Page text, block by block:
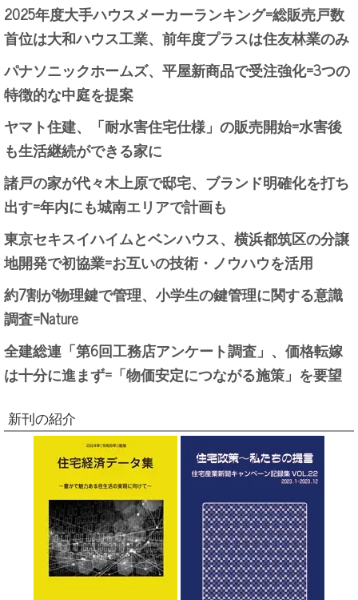
2025年度大手ハウスメーカーランキング=総販売戸数
首位は大和ハウス工業、前年度プラスは住友林業のみ
パナソニックホームズ、平屋新商品で受注強化=3つの
特徴的な中庭を提案
ヤマト住建、「耐水害住宅仕様」の販売開始=水害後
も生活継続ができる家に
諸戸の家が代々木上原で邸宅、ブランド明確化を打ち
出す=年内にも城南エリアで計画も
東京セキスイハイムとベンハウス、横浜都筑区の分譲
地開発で初協業=お互いの技術・ノウハウを活用
約7割が物理鍵で管理、小学生の鍵管理に関する意識
調査=Nature
全建総連「第6回工務店アンケート調査」、価格転嫁
は十分に進まず=「物価安定につながる施策」を要望
新刊の紹介